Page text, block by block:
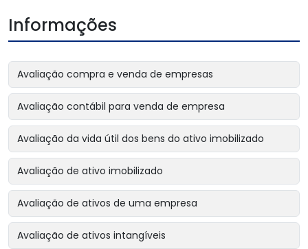
Informações
Avaliação compra e venda de empresas
Avaliação contábil para venda de empresa
Avaliação da vida útil dos bens do ativo imobilizado
Avaliação de ativo imobilizado
Avaliação de ativos de uma empresa
Avaliação de ativos intangíveis